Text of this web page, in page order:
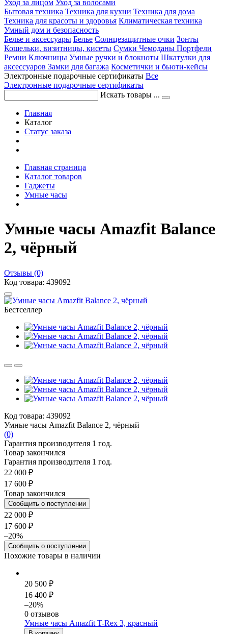
Уход за лицом Уход за волосами
Бытовая техника Техника для кухни Техника для дома
Техника для красоты и здоровья Климатическая техника
Умный дом и безопасность
Белье и аксессуары Белье Солнцезащитные очки Зонты
Кошельки, визитницы, кисеты Сумки Чемоданы Портфели
Ремни Ключницы Умные ручки и блокноты Шкатулки для
аксессуаров Замки для багажа Косметички и бьюти-кейсы
Электронные подарочные сертификаты Все
Электронные подарочные сертификаты
Искать товары ...
Главная
Каталог
Статус заказа
Главная страница
Каталог товаров
Гаджеты
Умные часы
Умные часы Amazfit Balance
2, чёрный
Отзывы (0)
Код товара: 439092
Бестселлер
Код товара: 439092
Умные часы Amazfit Balance 2, чёрный
(0)
Гарантия производителя 1 год.
Товар закончился
Гарантия производителя 1 год.
22 000 ₽
17 600 ₽
Товар закончился
Сообщить о поступлении
22 000 ₽
17 600 ₽
–20%
Сообщить о поступлении
Похожие товары в наличии
20 500 ₽
16 400 ₽
–20%
0 отзывов
Умные часы Amazfit T-Rex 3, красный